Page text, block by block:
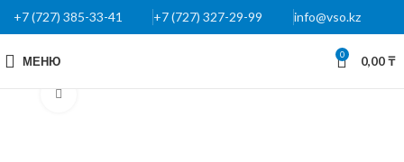
+7 (727) 385-33-41 +7 (727) 327-29-99 info@vso.kz
МЕНЮ 0 0,00₸